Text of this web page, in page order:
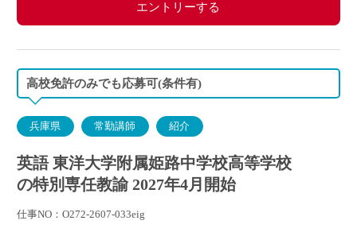
エントリーする
高校免許のみでも応募可(条件有)
兵庫県 常勤講師 紹介
英語 東洋大学附属姫路中学校高等学校
の特別専任教諭 2027年4月開始
仕事NO：O272-2607-033eig